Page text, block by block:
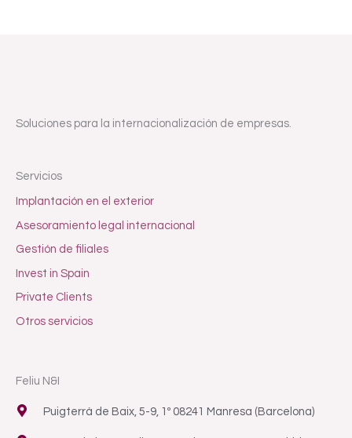
Soluciones para la internacionalización de empresas.
Servicios
Implantación en el exterior
Asesoramiento legal internacional
Gestión de filiales
Invest in Spain
Private Clients
Otros servicios
Feliu N&I
Puigterrà de Baix, 5-9, 1º 08241 Manresa (Barcelona)